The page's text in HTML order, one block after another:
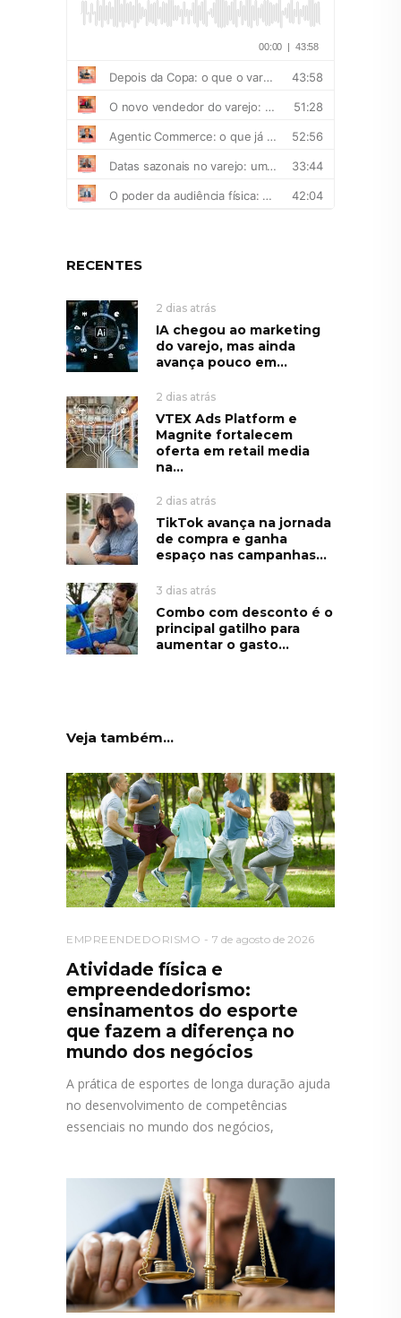
RECENTES
2 dias atrás
IA chegou ao marketing
do varejo, mas ainda
avança pouco em...
2 dias atrás
VTEX Ads Platform e
Magnite fortalecem
oferta em retail media
na...
2 dias atrás
TikTok avança na jornada
de compra e ganha
espaço nas campanhas...
3 dias atrás
Combo com desconto é o
principal gatilho para
aumentar o gasto...
Veja também...
EMPREENDEDORISMO 7 de agosto de 2026
Atividade física e
empreendedorismo:
ensinamentos do esporte
que fazem a diferença no
mundo dos negócios
A prática de esportes de longa duração ajuda
no desenvolvimento de competências
essenciais no mundo dos negócios,